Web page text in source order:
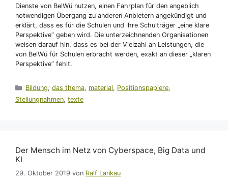
Dienste von BelWü nutzen, einen Fahrplan für den angeblich
notwendigen Übergang zu anderen Anbietern angekündigt und
erklärt, dass es für die Schulen und ihre Schulträger „eine klare
Perspektive“ geben wird. Die unterzeichnenden Organisationen
weisen darauf hin, dass es bei der Vielzahl an Leistungen, die
von BelWü für Schulen erbracht werden, exakt an dieser „klaren
Perspektive“ fehlt.
Kategorien
Bildung,das thema, material, Positionspapiere,
Stellungnahmen, texte
Der Mensch im Netz von Cyberspace, Big Data und
KI
29. Oktober 2019 von Ralf Lankau